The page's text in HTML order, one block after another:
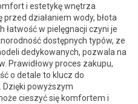
i estetykę wnętrza
działaniem wody, błota
łatwość w pielęgnacji czyni je
dostępnych typów, ze
dedykowanych, pozwala na
Prawidłowy proces zakupu,
o detale to klucz do
powyższym
cieszyć się komfortem i